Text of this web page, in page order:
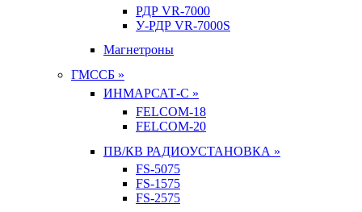
РДР VR-7000
У-РДР VR-7000S
Магнетроны
ГМССБ »
ИНМАРСАТ-С »
FELCOM-18
FELCOM-20
ПВ/КВ РАДИОУСТАНОВКА »
FS-5075
FS-1575
FS-2575